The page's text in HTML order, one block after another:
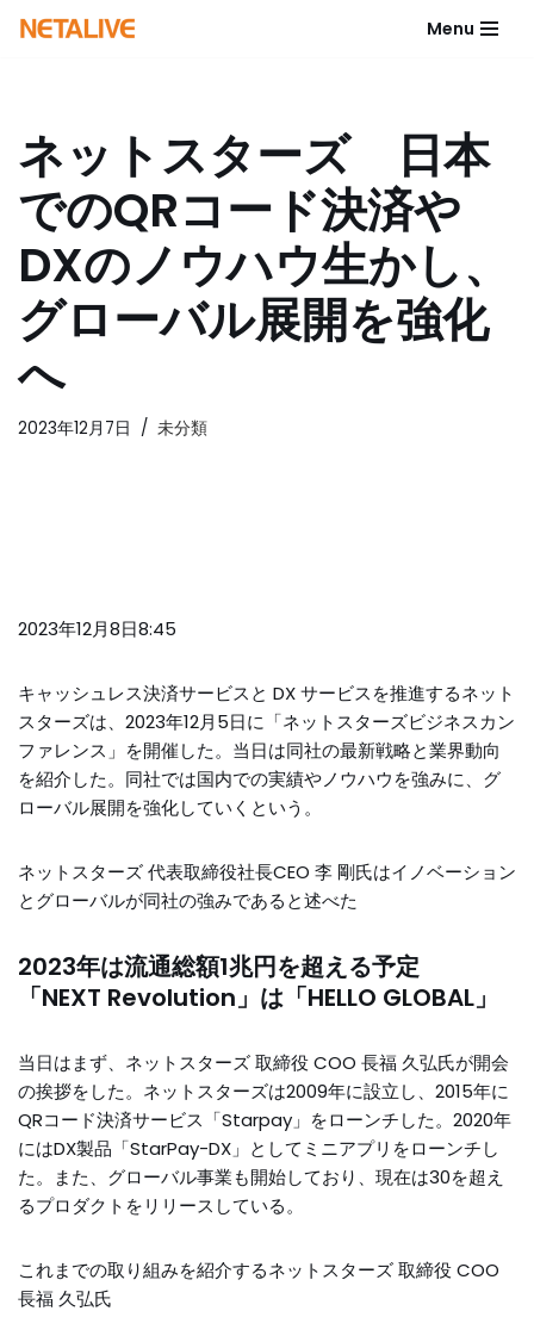
ン
へ
プ
Menu
ネットスターズ 日本
でのQRコード決済や
DXのノウハウ生かし、
グローバル展開を強化
へ
2023年12月7日 未分類
2023年12月8日8:45
キャッシュレス決済サービスと DX サービスを推進するネット
スターズは、2023年12月5日に「ネットスターズビジネスカン
ファレンス」を開催した。当日は同社の最新戦略と業界動向
を紹介した。同社では国内での実績やノウハウを強みに、グ
ローバル展開を強化していくという。
ネットスターズ 代表取締役社長CEO 李 剛氏はイノベーション
とグローバルが同社の強みであると述べた
2023年は流通総額1兆円を超える予定
「NEXT Revolution」は「HELLO GLOBAL」
当日はまず、ネットスターズ 取締役 COO 長福 久弘氏が開会
の挨拶をした。ネットスターズは2009年に設立し、2015年に
QRコード決済サービス「Starpay」をローンチした。2020年
にはDX製品「StarPay-DX」としてミニアプリをローンチし
た。また、グローバル事業も開始しており、現在は30を超え
るプロダクトをリリースしている。
これまでの取り組みを紹介するネットスターズ 取締役 COO
長福 久弘氏